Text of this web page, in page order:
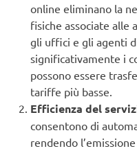
online eliminano la
fisiche associate alle
gli uffici e gli agenti
significativamente i
possono essere
tariffe più basse.
Efficienza del
consentono di
rendendo